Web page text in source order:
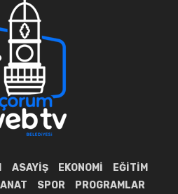
ASAYIŞ EKONOMI
EĞITIM
SPOR PROGRAMLAR